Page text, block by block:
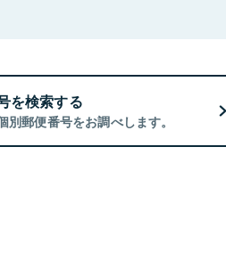
を検索する
別郵便番号をお調べします。